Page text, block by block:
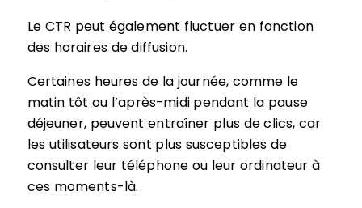
Le CTR peut également fluctuer en fonction
des horaires de diffusion.
Certaines heures de la journée, comme le
matin tôt ou l’après-midi pendant la pause
déjeuner, peuvent entraîner plus de clics, car
les utilisateurs sont plus susceptibles de
consulter leur téléphone ou leur ordinateur à
ces moments-là.